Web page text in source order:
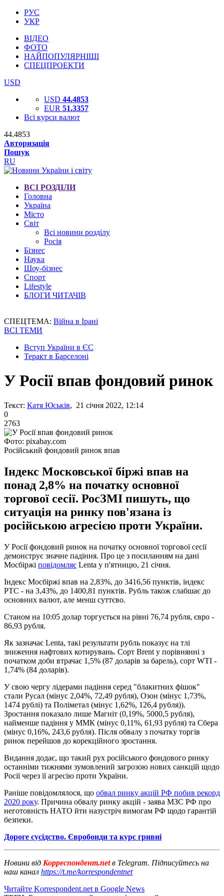
РУС
УКР
ВІДЕО
ФОТО
НАЙПОПУЛЯРНІШІ
СПЕЦПРОЕКТИ
USD
USD 44.4853
EUR 51.3357
Всі курси валют
44.4853
Авторизація
Пошук
RU
ВСІ РОЗДІЛИ
Головна
Україна
Місто
Світ
Всі новини розділу
Росія
Бізнес
Наука
Шоу-бізнес
Спорт
Lifestyle
БЛОГИ ЧИТАЧІВ
СПЕЦТЕМА: Війна в Ірані
ВСІ ТЕМИ
Вступ України в ЄС
Теракт в Барселоні
У Росії впав фондовий ринок
Текст: Катя Юськів, 21 січня 2022, 12:14
0
2763
Фото: pixabay.com
Російський фондовий ринок впав
Індекс Московської біржі впав на
понад 2,8% на початку основної
торгової сесії. РосЗМІ пишуть, що
ситуація на ринку пов'язана із
російською агресією проти України.
У Росії фондовий ринок на початку основної торгової сесії
демонструє значне падіння. Про це з посиланням на дані
Мосбіржі повідомляє Lenta у п'ятницю, 21 січня.
Індекс Мосбіржі впав на 2,83%, до 3416,56 пунктів, індекс
РТС - на 3,43%, до 1400,81 пунктів. Рубль також слабшає до
основних валют, але менш суттєво.
Станом на 10:05 долар торгується на рівні 76,74 рубля, євро -
86,93 рубля.
Як зазначає Lenta, такі результати рубль показує на тлі
зниження нафтових котирувань. Сорт Brent у порівнянні з
початком доби втрачає 1,5% (87 доларів за барель), сорт WTI -
1,74% (84 доларів).
У свою чергу лідерами падіння серед "блакитних фішок"
стали Русал (мінус 2,04%, 72,49 рубля), Озон (мінус 1,73%,
1474 рублі) та Поліметал (мінус 1,62%, 126,4 рубля)).
Зростання показало лише Магніт (0,19%, 5000,5 рубля),
найменше падіння у ММК (мінус 0,11%, 61,93 рубля) та Сбера
(мінус 0,16%, 243,6 рубля). Після обвалу з початку торгів
ринок перейшов до корекційного зростання.
Видання додає, що такий рух російського фондового ринку
останніми тижнями зумовлений загрозою нових санкцій щодо
Росії через її агресію проти України.
Раніше повідомлялося, що обвал ринку акцій РФ побив рекорд
2020 року. Причина обвалу ринку акцій - заява МЗС РФ про
неготовність НАТО йти назустріч вимогам РФ щодо гарантій
безпеки.
Дороге сусідство. Євробонди та курс гривні
Новини від Корреспондент.netв Telegram. Підписуйтесь на
наш канал https://t.me/korrespondentnet
Читайте Korrespondent.net в Google News